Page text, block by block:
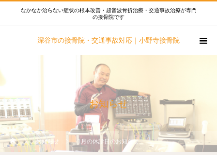
なかなか治らない症状の根本改善・超音波骨折治療・交通事故治療が専門
の接骨院です
深谷市の接骨院・交通事故対応｜小野寺接骨院
お知らせ
お知らせ 1月の休診日のお知らせ